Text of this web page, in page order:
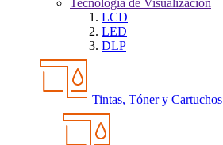
Tecnología de Visualización
LCD
LED
DLP
Tintas, Tóner y Cartuchos